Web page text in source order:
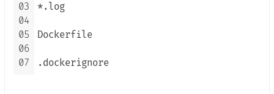
03
04
05
06
07
*.log
Dockerfile
.dockerignore